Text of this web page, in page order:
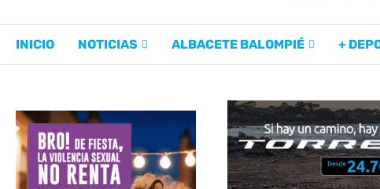
INICIO NOTICIAS ALBACETE BALOMPIÉ +